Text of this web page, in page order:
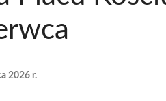
2026 r.